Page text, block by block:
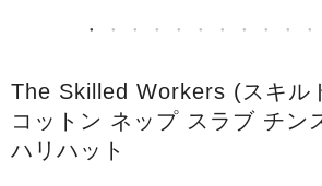
The Skilled Workers (スキル
コットン ネップ スラブ チン
ハリハット